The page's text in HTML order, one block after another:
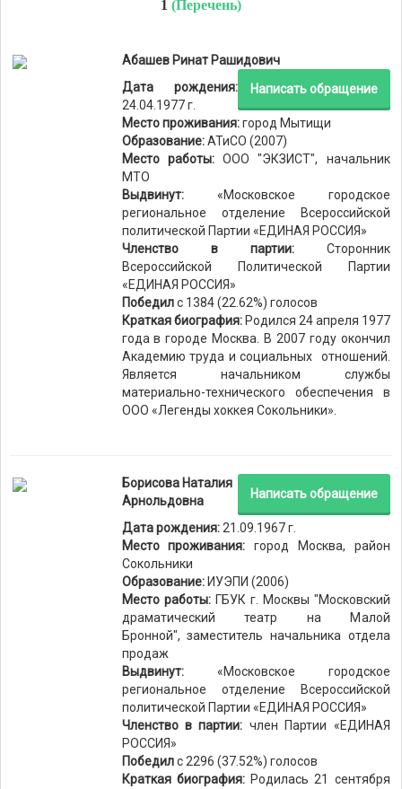
1 (Перечень)
Абашев Ринат Рашидович
Написать обращение
Дата рождения:
24.04.1977 г.
Место проживания:город Мытищи
Образование:АТиСО (2007)
Место работы:ООО "ЭКЗИСТ", начальник
МТО
Выдвинут:«Московское городское
региональное отделение Всероссийской
политической Партии «ЕДИНАЯ РОССИЯ»
Членство в партии:Сторонник
Всероссийской Политической Партии
«ЕДИНАЯ РОССИЯ»
Победилс 1384 (22.62%) голосов
Краткая биография:Родился 24 апреля 1977
года в городе Москва. В 2007 году окончил
Академию труда и социальных отношений.
Является начальником службы
материально-технического обеспечения в
ООО «Легенды хоккея Сокольники».
Написать обращение
Борисова Наталия
Арнольдовна
Дата рождения:21.09.1967 г.
Место проживания: город Москва, район
Сокольники
Образование:ИУЭПИ (2006)
Место работы:ГБУК г. Москвы "Московский
драматический театр на Малой
Бронной", заместитель начальника отдела
продаж
Выдвинут:«Московское городское
региональное отделение Всероссийской
политической Партии «ЕДИНАЯ РОССИЯ»
Членство в партии: член Партии «ЕДИНАЯ
РОССИЯ»
Победилс 2296 (37.52%) голосов
Краткая биография:Родилась 21 сентября